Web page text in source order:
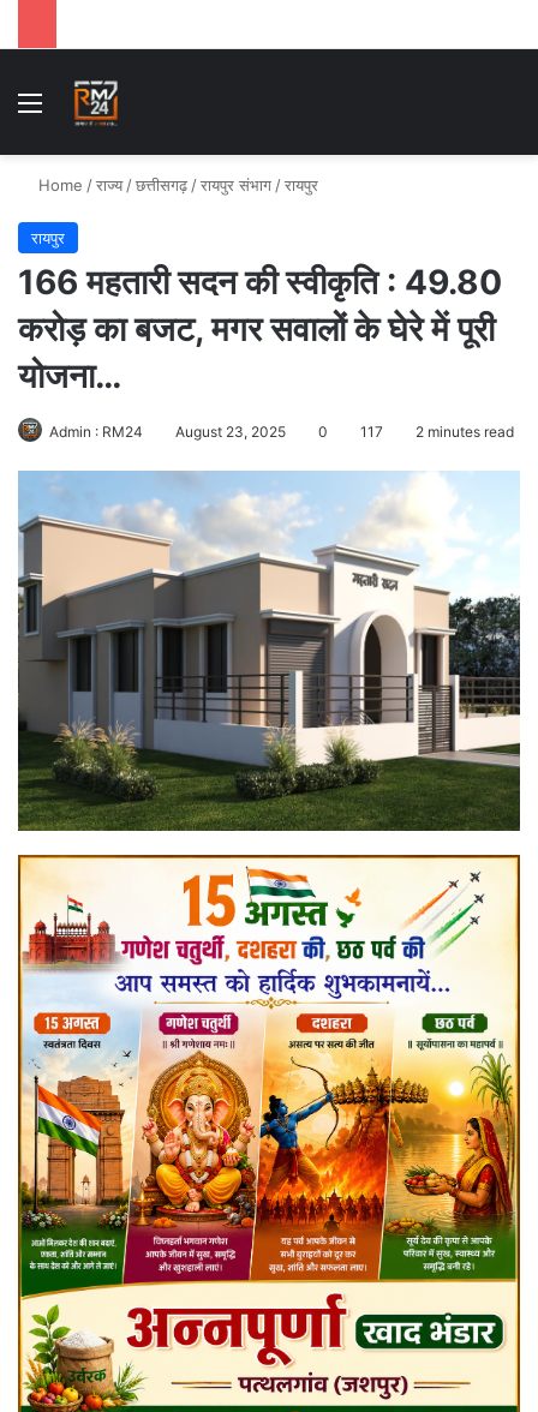
Menu
Home /राज्य /छत्तीसगढ़ /रायपुर संभाग /रायपुर
रायपुर
166 महतारी सदन की स्वीकृति : 49.80
करोड़ का बजट, मगर सवालों के घेरे में पूरी
योजना…
Admin : RM24 August 23, 2025 0 117 2 minutes read